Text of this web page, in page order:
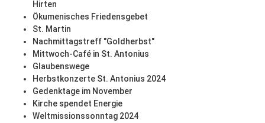
Hirten
Ökumenisches Friedensgebet
St. Martin
Nachmittagstreff "Goldherbst"
Mittwoch-Café in St. Antonius
Glaubenswege
Herbstkonzerte St. Antonius 2024
Gedenktage im November
Kirche spendet Energie
Weltmissionssonntag 2024